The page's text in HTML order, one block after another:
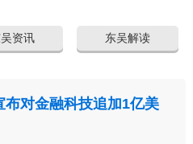
资讯 东吴解读
布对金融科技追加1亿美